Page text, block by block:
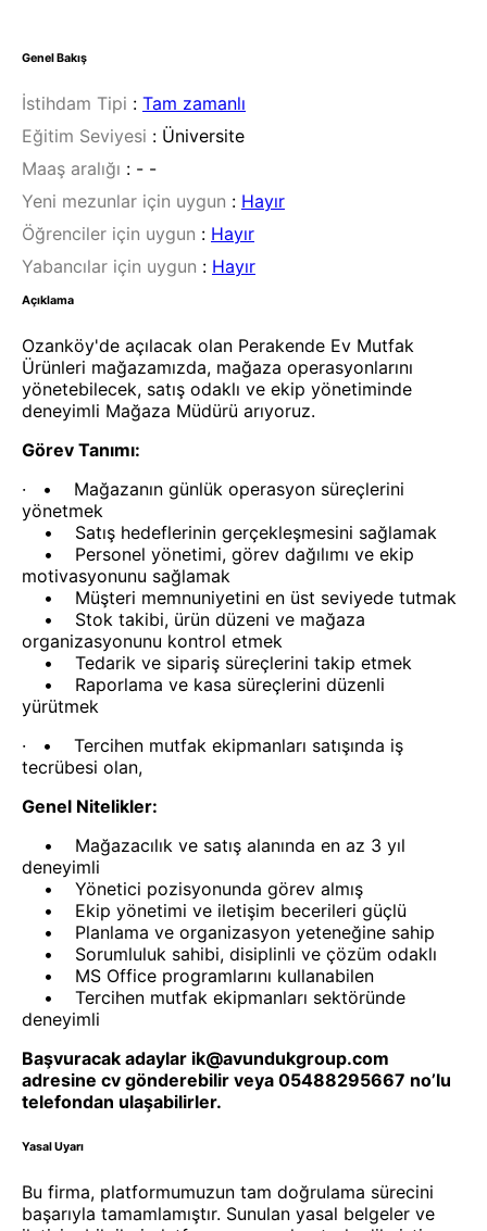
Genel Bakış
İstihdam Tipi : Tam zamanlı
Eğitim Seviyesi : Üniversite
Maaş aralığı : - -
Yeni mezunlar için uygun : Hayır
Öğrenciler için uygun : Hayır
Yabancılar için uygun : Hayır
Açıklama
Ozanköy'de açılacak olan Perakende Ev Mutfak
Ürünleri mağazamızda, mağaza operasyonlarını
yönetebilecek, satış odaklı ve ekip yönetiminde
deneyimli Mağaza Müdürü arıyoruz.
Görev Tanımı:
· • Mağazanın günlük operasyon süreçlerini
yönetmek
• Satış hedeflerinin gerçekleşmesini sağlamak
• Personel yönetimi, görev dağılımı ve ekip
motivasyonunu sağlamak
• Müşteri memnuniyetini en üst seviyede tutmak
• Stok takibi, ürün düzeni ve mağaza
organizasyonunu kontrol etmek
• Tedarik ve sipariş süreçlerini takip etmek
• Raporlama ve kasa süreçlerini düzenli
yürütmek
· • Tercihen mutfak ekipmanları satışında iş
tecrübesi olan,
Genel Nitelikler:
• Mağazacılık ve satış alanında en az 3 yıl
deneyimli
• Yönetici pozisyonunda görev almış
• Ekip yönetimi ve iletişim becerileri güçlü
• Planlama ve organizasyon yeteneğine sahip
• Sorumluluk sahibi, disiplinli ve çözüm odaklı
• MS Office programlarını kullanabilen
• Tercihen mutfak ekipmanları sektöründe
deneyimli
Başvuracak adaylar ik@avundukgroup.com
adresine cv gönderebilir veya 05488295667 no’lu
telefondan ulaşabilirler.
Yasal Uyarı
Bu firma, platformumuzun tam doğrulama sürecini
başarıyla tamamlamıştır. Sunulan yasal belgeler ve